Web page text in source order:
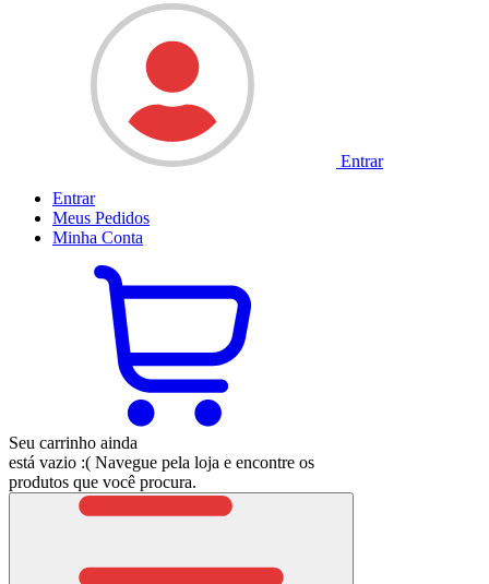
Entrar
Entrar
Meus Pedidos
Minha Conta
Seu carrinho ainda
está vazio :( Navegue pela loja e encontre os
produtos que você procura.